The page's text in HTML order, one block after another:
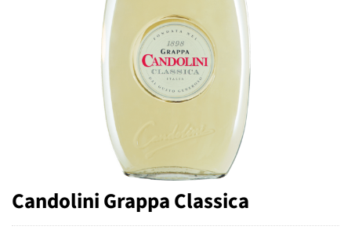
Candolini Grappa Classica